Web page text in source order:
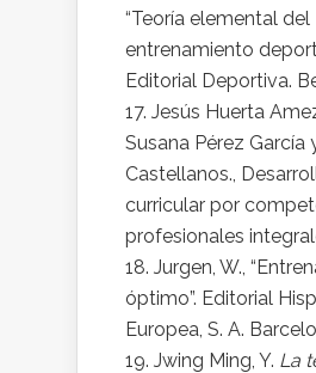
“Teoría elemental del
entrenamiento
Editorial Deportiva.
Jesús Huerta
Susana Pérez García
Castellanos.,
curricular por
profesionales
Jurgen, W.,
óptimo”. Editorial
Europea, S. A.
Jwing Ming, Y. La